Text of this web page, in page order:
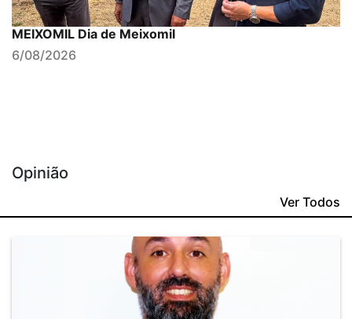
MEIXOMIL Dia de Meixomil
6/08/2026
Opinião
Ver Todos